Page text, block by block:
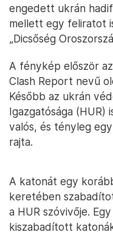
engedett ukrán
mellett egy feliratot
„Dicsőség
A fénykép először
Clash Report nevű
Később az ukrán
Igazgatósága
valós, és tényleg
rajta.
A katonát egy
keretében
a HUR szóvivője.
kiszabadított